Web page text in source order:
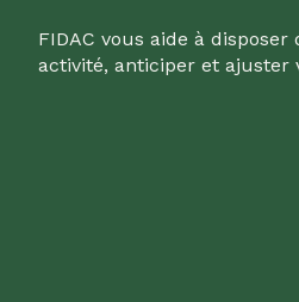
FIDAC vous aide à
activité, anticiper et ajuster